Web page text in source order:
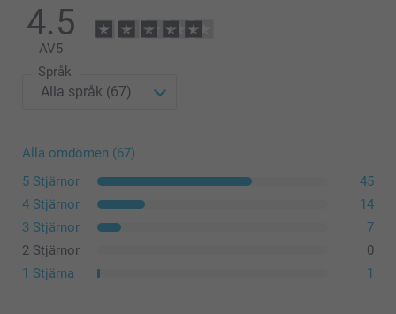
4.5
AV5
Språk
Alla omdömen (67)
5 Stjärnor
45
4 Stjärnor
14
3 Stjärnor
7
2 Stjärnor
0
1 Stjärna
1